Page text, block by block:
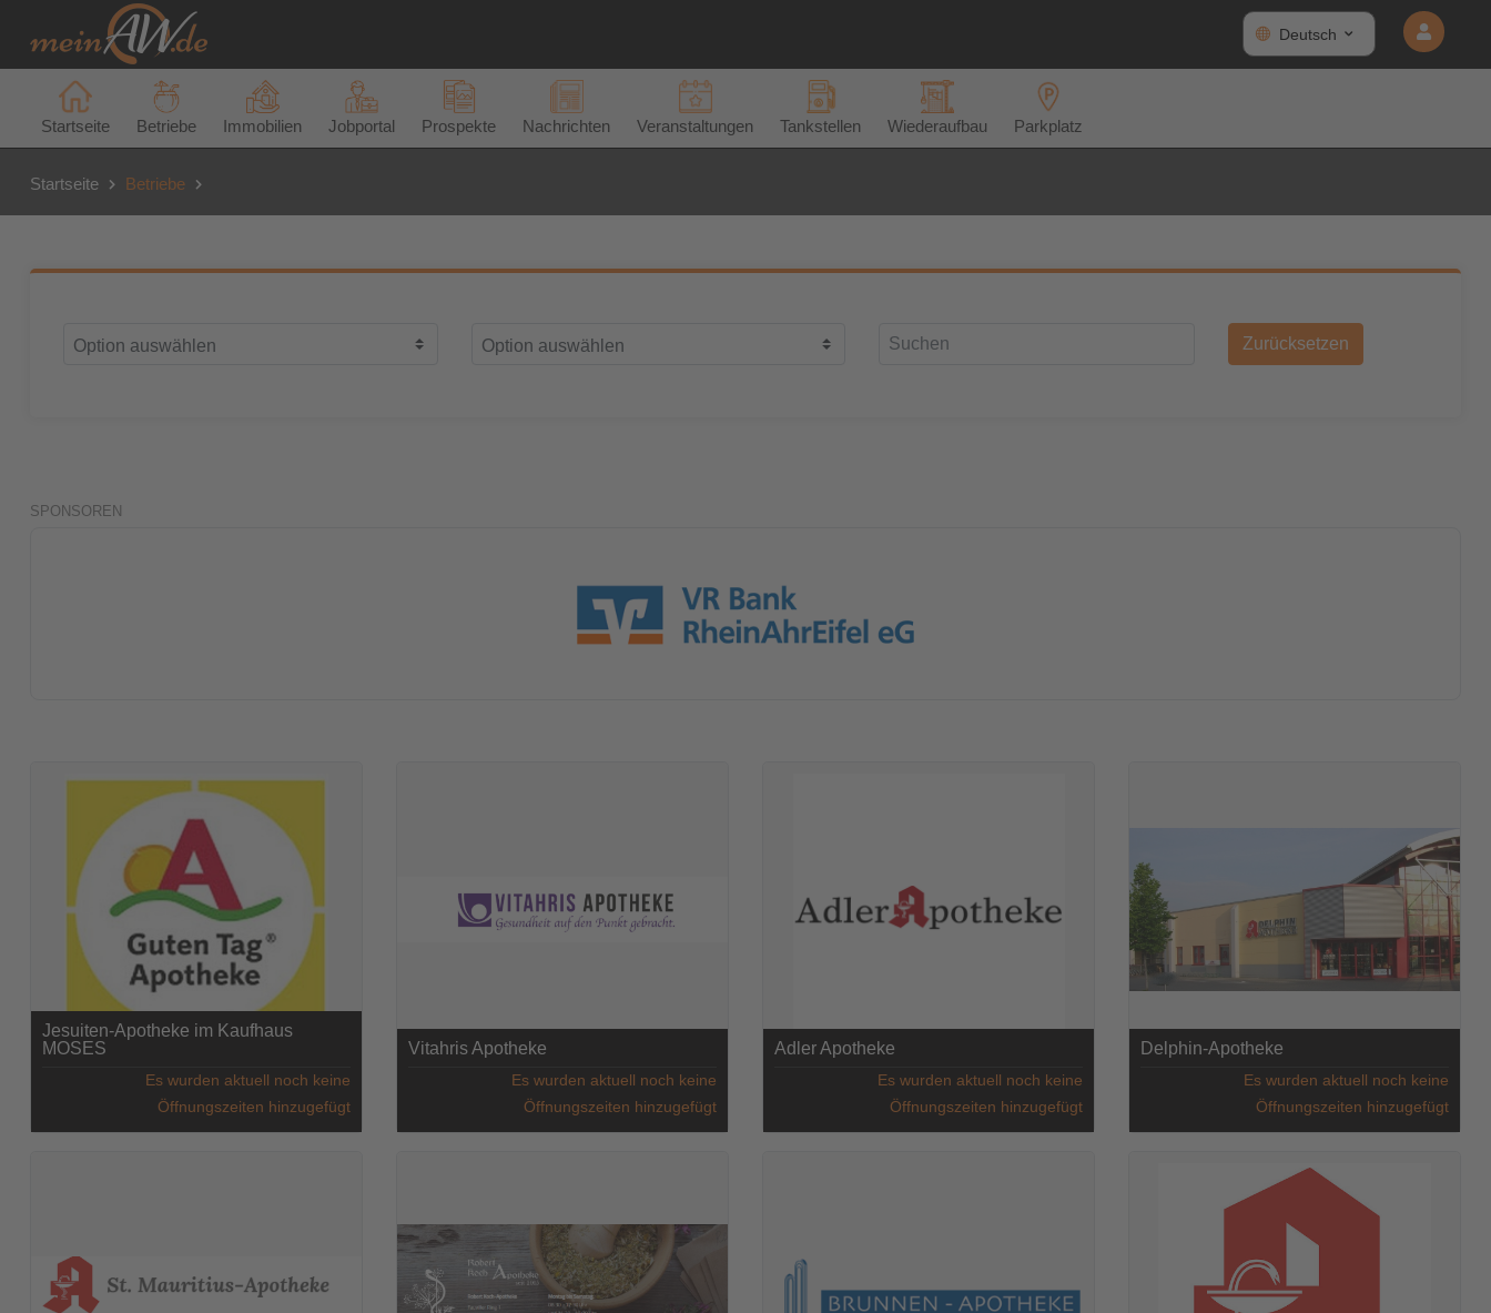
Deutsch
Startseite Betriebe Immobilien Jobportal Prospekte Nachrichten Veranstaltungen Tankstellen Wiederaufbau Parkplatz
Startseite Betriebe
Zurücksetzen
SPONSOREN
Jesuiten-Apotheke im Kaufhaus
MOSES
Es wurden aktuell noch keine
Öffnungszeiten hinzugefügt
Vitahris Apotheke
Es wurden aktuell noch keine
Öffnungszeiten hinzugefügt
Adler Apotheke
Es wurden aktuell noch keine
Öffnungszeiten hinzugefügt
Delphin-Apotheke
Es wurden aktuell noch keine
Öffnungszeiten hinzugefügt